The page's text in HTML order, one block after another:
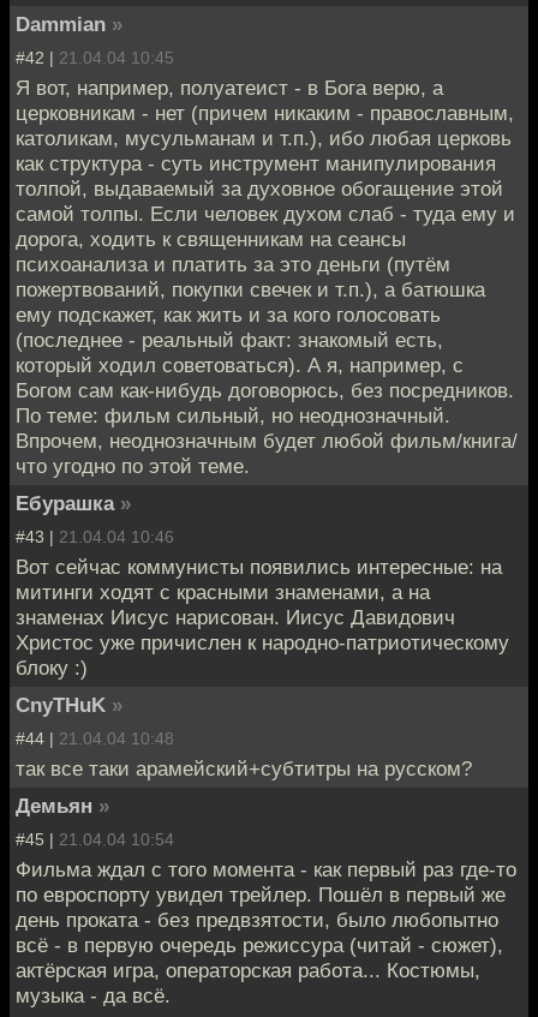
Dammian »
#42 | 21.04.04 10:45
Я вот, например, полуатеист - в Бога верю, а
церковникам - нет (причем никаким - православным,
католикам, мусульманам и т.п.), ибо любая церковь
как структура - суть инструмент манипулирования
толпой, выдаваемый за духовное обогащение этой
самой толпы. Если человек духом слаб - туда ему и
дорога, ходить к священникам на сеансы
психоанализа и платить за это деньги (путём
пожертвований, покупки свечек и т.п.), а батюшка
ему подскажет, как жить и за кого голосовать
(последнее - реальный факт: знакомый есть,
который ходил советоваться). А я, например, с
Богом сам как-нибудь договорюсь, без посредников.
По теме: фильм сильный, но неоднозначный.
Впрочем, неоднозначным будет любой фильм/книга/
что угодно по этой теме.
Ебурашка »
#43 | 21.04.04 10:46
Вот сейчас коммунисты появились интересные: на
митинги ходят с красными знаменами, а на
знаменах Иисус нарисован. Иисус Давидович
Христос уже причислен к народно-патриотическому
блоку :)
CnyTHuK »
#44 | 21.04.04 10:48
так все таки арамейский+субтитры на русском?
Демьян »
#45 | 21.04.04 10:54
Фильма ждал с того момента - как первый раз где-то
по евроспорту увидел трейлер. Пошёл в первый же
день проката - без предвзятости, было любопытно
всё - в первую очередь режиссура (читай - сюжет),
актёрская игра, операторская работа... Костюмы,
музыка - да всё.